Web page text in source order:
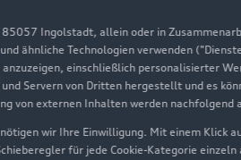
85057 Ingolstadt, allein oder in
ähnliche Technologien verwenden
einschließlich personalisierter
Servern von Dritten hergestellt und es
von externen Inhalten werden nachfolgend
wir Ihre Einwilligung. Mit einem
für jede Cookie-Kategorie
Geschäftskunden
Über Audi
Unternehmen